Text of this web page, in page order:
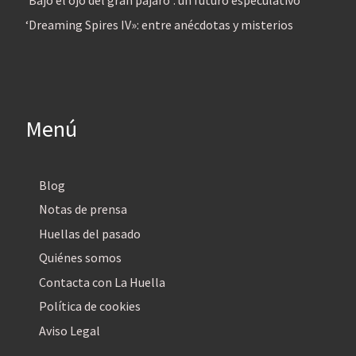
‘Dreaming Spires IV»: entre anécdotas y misterios
Menú
Blog
Notas de prensa
Huellas del pasado
Quiénes somos
Contacta con La Huella
Política de cookies
Aviso Legal